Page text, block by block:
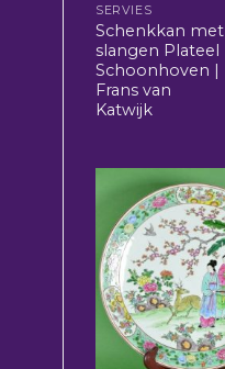
SERVIES
Schenkkan met
slangen Plateel
Schoonhoven |
Frans van
Katwijk